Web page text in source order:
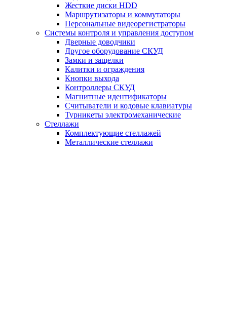
Жесткие диски HDD
Маршрутизаторы и коммутаторы
Персональные видеорегистраторы
Системы контроля и управления доступом
Дверные доводчики
Другое оборудование СКУД
Замки и защелки
Калитки и ограждения
Кнопки выхода
Контроллеры СКУД
Магнитные идентификаторы
Считыватели и кодовые клавиатуры
Турникеты электромеханические
Стеллажи
Комплектующие стеллажей
Металлические стеллажи